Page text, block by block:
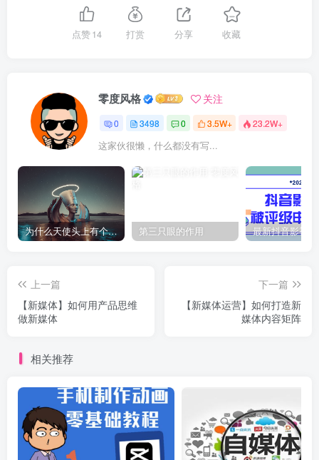
点赞14 打赏 分享 收藏
零度风格 关注
0 3498 0 3.5W+ 23.2W+
这家伙很懒，什么都没有写...
为什么天使头上有个圈？ 第三只眼的作用
上一篇
【新媒体】如何用产品思维
做新媒体
下一篇
【新媒体运营】如何打造新
媒体内容矩阵
相关推荐